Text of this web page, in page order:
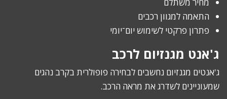
התאמה למגוון רכבים
פתרון פרקטי לשימוש יום־יומי
ג'אנט מגנזיום לרכב
ג'אנטים מגנזיום נחשבים לבחירה פופולרית בקרב נהגים
שמעוניינים לשדרג את מראה הרכב.